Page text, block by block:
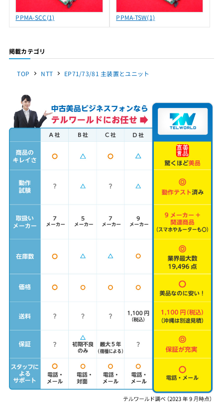
PPMA-SCC(1) PPMA-TSW(1)
掲載カテゴリ
TOP NTT EP71/73/81 主装置とユニット